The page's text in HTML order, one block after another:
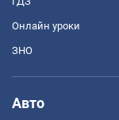
Онлайн уроки
ЗНО
Авто